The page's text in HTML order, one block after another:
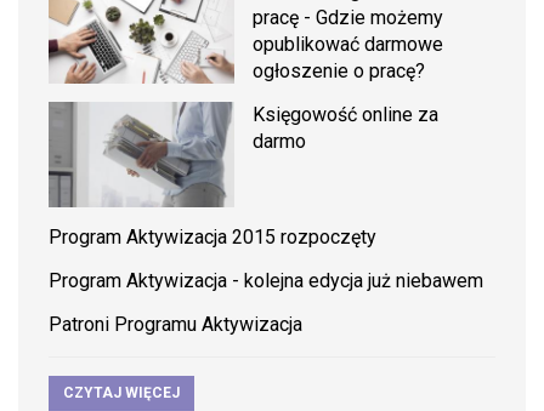
pracę - Gdzie możemy
opublikować darmowe
ogłoszenie o pracę?
Księgowość online za
darmo
Program Aktywizacja 2015 rozpoczęty
Program Aktywizacja - kolejna edycja już niebawem
Patroni Programu Aktywizacja
CZYTAJ WIĘCEJ